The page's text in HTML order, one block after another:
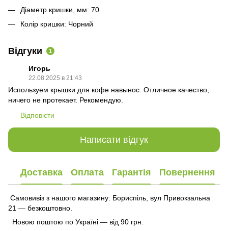
Діаметр кришки, мм: 70
Колір кришки: Чорний
Відгуки 1
Игорь
22.08.2025 в 21:43
Используем крышки для кофе навынос. Отличное качество,
ничего не протекает. Рекомендую.
Відповісти
Написати відгук
Доставка Оплата Гарантія Повернення
Самовивіз з нашого магазину: Бориспіль, вул Привокзальна
21 — безкоштовно.
Новою поштою по Україні — від 90 грн.